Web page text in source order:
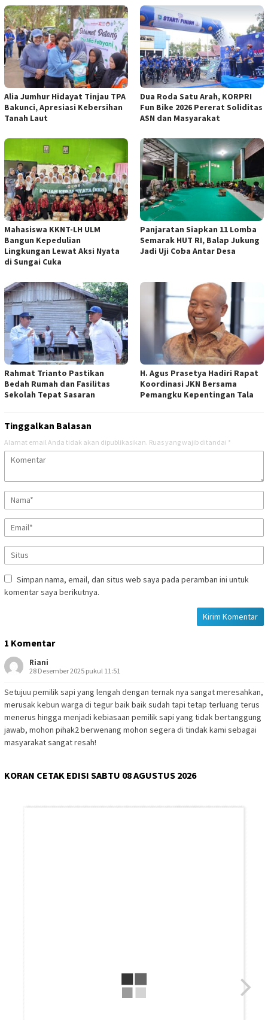
Alia Jumhur Hidayat Tinjau TPA
Bakunci, Apresiasi Kebersihan
Tanah Laut
Dua Roda Satu Arah, KORPRI
Fun Bike 2026 Pererat Soliditas
ASN dan Masyarakat
Mahasiswa KKNT-LH ULM
Bangun Kepedulian
Lingkungan Lewat Aksi Nyata
di Sungai Cuka
Panjaratan Siapkan 11 Lomba
Semarak HUT RI, Balap Jukung
Jadi Uji Coba Antar Desa
Rahmat Trianto Pastikan
Bedah Rumah dan Fasilitas
Sekolah Tepat Sasaran
H. Agus Prasetya Hadiri Rapat
Koordinasi JKN Bersama
Pemangku Kepentingan Tala
Tinggalkan Balasan
Alamat email Anda tidak akan dipublikasikan. Ruas yang wajib ditandai *
Simpan nama, email, dan situs web saya pada peramban ini untuk
komentar saya berikutnya.
1 Komentar
Riani
28 Desember 2025 pukul 11:51
Setujuu pemilik sapi yang lengah dengan ternak nya sangat meresahkan,
merusak kebun warga di tegur baik baik sudah tapi tetap terluang terus
menerus hingga menjadi kebiasaan pemilik sapi yang tidak bertanggung
jawab, mohon pihak2 berwenang mohon segera di tindak kami sebagai
masyarakat sangat resah!
KORAN CETAK EDISI SABTU 08 AGUSTUS 2026